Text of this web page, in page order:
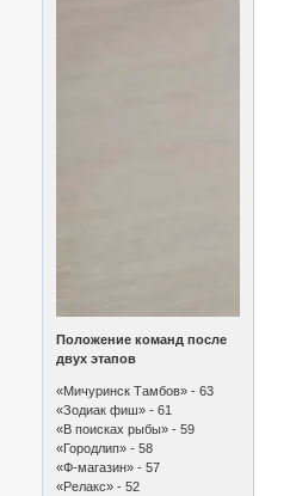
Положение команд после
двух этапов
«Мичуринск Тамбов» - 63
«Зодиак фиш» - 61
«В поисках рыбы» - 59
«Городлип» - 58
«Ф-магазин» - 57
«Релакс» - 52